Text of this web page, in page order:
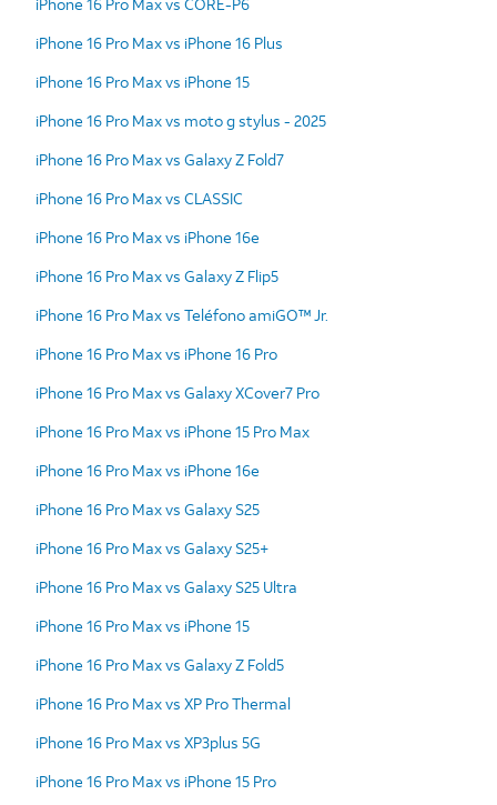
iPhone 16 Pro Max vs iPhone 16 Plus
iPhone 16 Pro Max vs iPhone 15
iPhone 16 Pro Max vs moto g stylus - 2025
iPhone 16 Pro Max vs Galaxy Z Fold7
iPhone 16 Pro Max vs CLASSIC
iPhone 16 Pro Max vs iPhone 16e
iPhone 16 Pro Max vs Galaxy Z Flip5
iPhone 16 Pro Max vs Teléfono amiGO™ Jr.
iPhone 16 Pro Max vs iPhone 16 Pro
iPhone 16 Pro Max vs Galaxy XCover7 Pro
iPhone 16 Pro Max vs iPhone 15 Pro Max
iPhone 16 Pro Max vs iPhone 16e
iPhone 16 Pro Max vs Galaxy S25
iPhone 16 Pro Max vs Galaxy S25+
iPhone 16 Pro Max vs Galaxy S25 Ultra
iPhone 16 Pro Max vs iPhone 15
iPhone 16 Pro Max vs Galaxy Z Fold5
iPhone 16 Pro Max vs XP Pro Thermal
iPhone 16 Pro Max vs XP3plus 5G
iPhone 16 Pro Max vs iPhone 15 Pro